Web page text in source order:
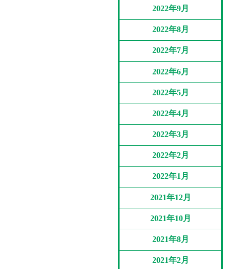
2022年9月
2022年8月
2022年7月
2022年6月
2022年5月
2022年4月
2022年3月
2022年2月
2022年1月
2021年12月
2021年10月
2021年8月
2021年2月